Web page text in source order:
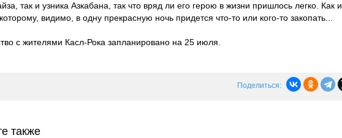
так и узника Азкабана, так что вряд ли его герою в жизни пришлось легко. Как и
видимо, в одну прекрасную ночь придется что-то или кого-то закопать...
с жителями Касл-Рока запланировано на 25 июля.
Поделиться:
также